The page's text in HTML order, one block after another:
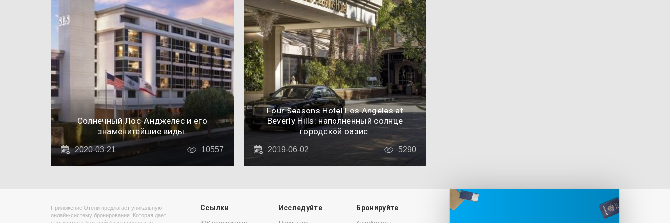
Солнечный Лос-Анджелес и его
знаменитейшие виды.
2020-03-21 10557
Four Seasons Hotel Los Angeles at
Beverly Hills: наполненный солнце
городской оазис.
2019-06-02 5290
Приложение Отели предлагает уникальную
онлайн-систему бронирования. Которая дает
Ссылки Исследуйте Бронируйте